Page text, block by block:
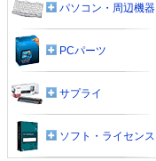
パソコン・周辺機器
PCパーツ
サプライ
ソフト・ライセンス